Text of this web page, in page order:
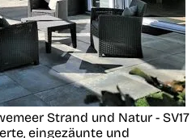
Strand und Natur - SV17
eingezäunte und